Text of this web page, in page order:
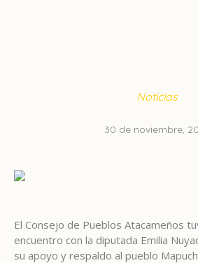
Noticias
30 de noviembre,
El Consejo de Pueblos Atacameños
encuentro con la diputada Emilia
su apoyo y respaldo al pueblo